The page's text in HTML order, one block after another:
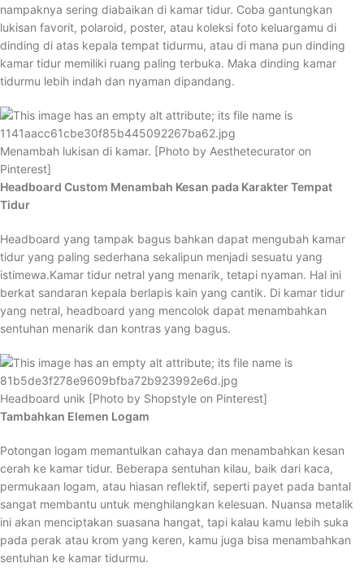
nampaknya sering diabaikan di kamar tidur. Coba gantungkan
lukisan favorit, polaroid, poster, atau koleksi foto keluargamu di
dinding di atas kepala tempat tidurmu, atau di mana pun dinding
kamar tidur memiliki ruang paling terbuka. Maka dinding kamar
tidurmu lebih indah dan nyaman dipandang.
Menambah lukisan di kamar. [Photo by Aesthetecurator on
Pinterest]
Headboard Custom Menambah Kesan pada Karakter Tempat
Tidur
Headboard yang tampak bagus bahkan dapat mengubah kamar
tidur yang paling sederhana sekalipun menjadi sesuatu yang
istimewa.Kamar tidur netral yang menarik, tetapi nyaman. Hal ini
berkat sandaran kepala berlapis kain yang cantik. Di kamar tidur
yang netral, headboard yang mencolok dapat menambahkan
sentuhan menarik dan kontras yang bagus.
Headboard unik [Photo by Shopstyle on Pinterest]
Tambahkan Elemen Logam
Potongan logam memantulkan cahaya dan menambahkan kesan
cerah ke kamar tidur. Beberapa sentuhan kilau, baik dari kaca,
permukaan logam, atau hiasan reflektif, seperti payet pada bantal
sangat membantu untuk menghilangkan kelesuan. Nuansa metalik
ini akan menciptakan suasana hangat, tapi kalau kamu lebih suka
pada perak atau krom yang keren, kamu juga bisa menambahkan
sentuhan ke kamar tidurmu.